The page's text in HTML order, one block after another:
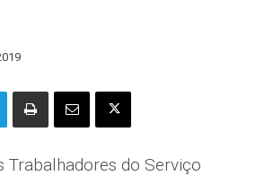
Trabalhadores do Serviço